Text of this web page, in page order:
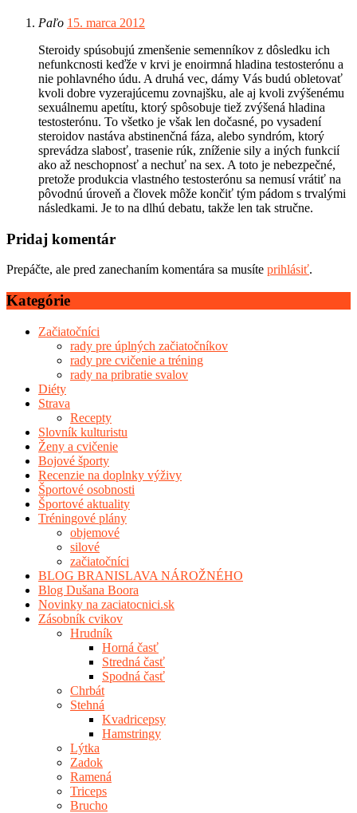
Paľo 15. marca 2012
Steroidy spúsobujú zmenšenie semenníkov z dôsledku ich
nefunkcnosti keďže v krvi je enoirmná hladina testosterónu a
nie pohlavného údu. A druhá vec, dámy Vás budú obletovať
kvoli dobre vyzerajúcemu zovnajšku, ale aj kvoli zvýšenému
sexuálnemu apetítu, ktorý spôsobuje tiež zvýšená hladina
testosterónu. To všetko je však len dočasné, po vysadení
steroidov nastáva abstinenčná fáza, alebo syndróm, ktorý
sprevádza slabosť, trasenie rúk, zníženie sily a iných funkcií
ako až neschopnosť a nechuť na sex. A toto je nebezpečné,
pretože produkcia vlastného testosterónu sa nemusí vrátiť na
pôvodnú úroveň a človek môže končiť tým pádom s trvalými
následkami. Je to na dlhú debatu, takže len tak stručne.
Pridaj komentár
Prepáčte, ale pred zanechaním komentára sa musíte prihlásiť.
Kategórie
Začiatočníci
rady pre úplných začiatočníkov
rady pre cvičenie a tréning
rady na pribratie svalov
Diéty
Strava
Recepty
Slovník kulturistu
Ženy a cvičenie
Bojové športy
Recenzie na doplnky výživy
Športové osobnosti
Športové aktuality
Tréningové plány
objemové
silové
začiatočníci
BLOG BRANISLAVA NÁROŽNÉHO
Blog Dušana Boora
Novinky na zaciatocnici.sk
Zásobník cvikov
Hrudník
Horná časť
Stredná časť
Spodná časť
Chrbát
Stehná
Kvadricepsy
Hamstringy
Lýtka
Zadok
Ramená
Triceps
Brucho